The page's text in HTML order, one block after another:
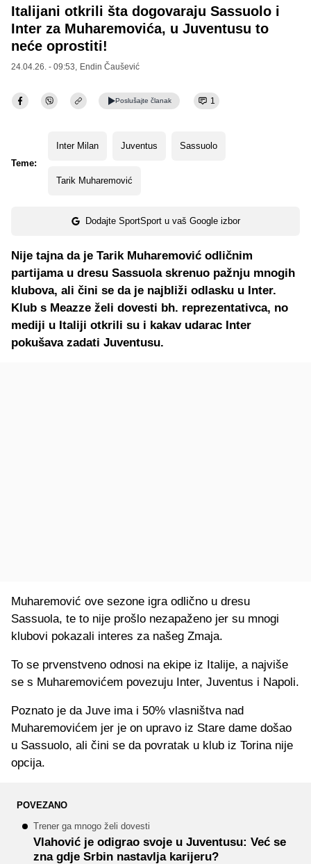
Italijani otkrili šta dogovaraju Sassuolo i
Inter za Muharemovića, u Juventusu to
neće oprostiti!
24.04.26. - 09:53, Endin Čaušević
Poslušajte članak 1
Teme:
Inter Milan Juventus Sassuolo
Tarik Muharemović
Dodajte SportSport u vaš Google izbor
Nije tajna da je Tarik Muharemović odličnim
partijama u dresu Sassuola skrenuo pažnju mnogih
klubova, ali čini se da je najbliži odlasku u Inter.
Klub s Meazze želi dovesti bh. reprezentativca, no
mediji u Italiji otkrili su i kakav udarac Inter
pokušava zadati Juventusu.
Muharemović ove sezone igra odlično u dresu
Sassuola, te to nije prošlo nezapaženo jer su mnogi
klubovi pokazali interes za našeg Zmaja.
To se prvenstveno odnosi na ekipe iz Italije, a najviše
se s Muharemovićem povezuju Inter, Juventus i Napoli.
Poznato je da Juve ima i 50% vlasništva nad
Muharemovićem jer je on upravo iz Stare dame došao
u Sassuolo, ali čini se da povratak u klub iz Torina nije
opcija.
POVEZANO
Trener ga mnogo želi dovesti
Vlahović je odigrao svoje u Juventusu: Već se
zna gdje Srbin nastavlja karijeru?